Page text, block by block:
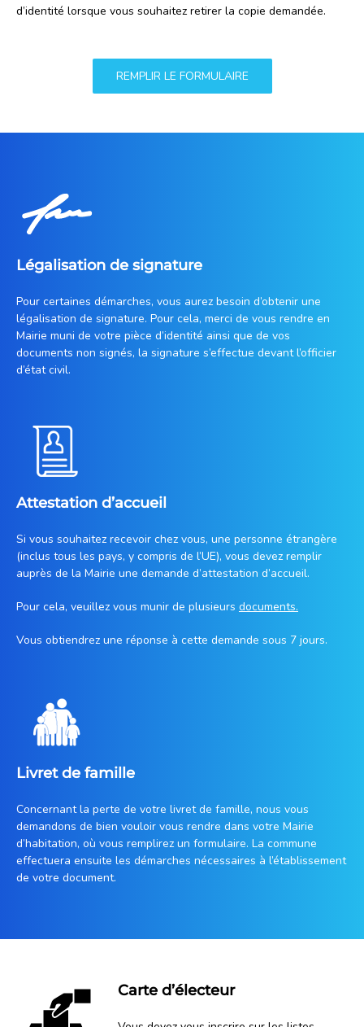
d’identité lorsque vous souhaitez retirer la copie demandée.
REMPLIR LE FORMULAIRE
Légalisation de signature
Pour certaines démarches, vous aurez besoin d’obtenir une
légalisation de signature. Pour cela, merci de vous rendre en
Mairie muni de votre pièce d’identité ainsi que de vos
documents non signés, la signature s’effectue devant l’officier
d’état civil.
Attestation d’accueil
Si vous souhaitez recevoir chez vous, une personne étrangère
(inclus tous les pays, y compris de l’UE), vous devez remplir
auprès de la Mairie une demande d’attestation d’accueil.
Pour cela, veuillez vous munir de plusieurs documents.
Vous obtiendrez une réponse à cette demande sous 7 jours.
Livret de famille
Concernant la perte de votre livret de famille, nous vous
demandons de bien vouloir vous rendre dans votre Mairie
d’habitation, où vous remplirez un formulaire. La commune
effectuera ensuite les démarches nécessaires à l’établissement
de votre document.
Carte d’électeur